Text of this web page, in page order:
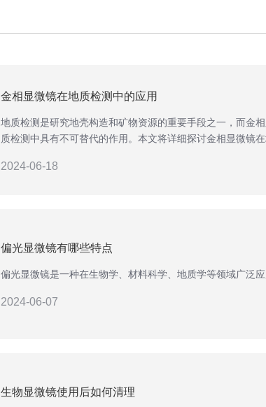
金相显微镜在地质检测中的应用
地质检测是研究地壳构造和矿物资源的重要手段之一，而金
质检测中具有不可替代的作用。本文将详细探讨金相显微镜
2024-06-18
偏光显微镜有哪些特点
偏光显微镜是一种在生物学、材料科学、地质学等领域广泛
2024-06-07
生物显微镜使用后如何清理